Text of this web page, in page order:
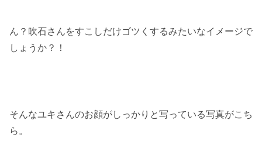
ん？吹石さんをすこしだけゴツくするみたいなイメージで
しょうか？！
そんなユキさんのお顔がしっかりと写っている写真がこち
ら。